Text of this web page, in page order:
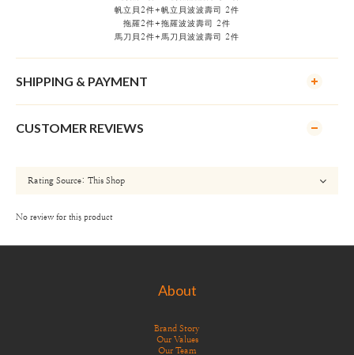
帆立貝2件+帆立貝波波壽司 2件
拖羅2件+拖羅波波壽司 2件
馬刀貝2件+馬刀貝波波壽司 2件
SHIPPING & PAYMENT
CUSTOMER REVIEWS
No review for this product
About
Brand Story
Our Values
Our Team